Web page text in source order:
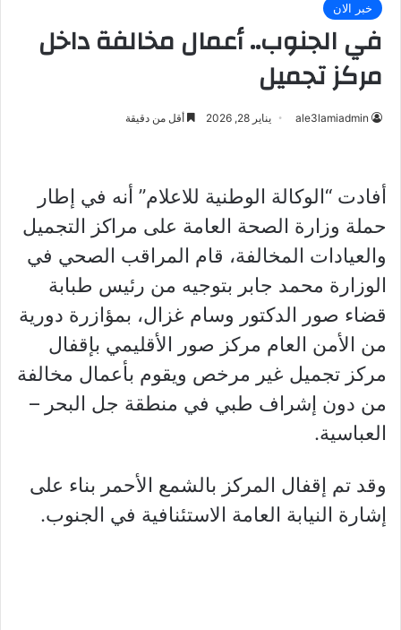
خبر الان
في الجنوب.. أعمال مخالفة داخل
مركز تجميل
ale3lamiadmin يناير 28, 2026 أقل من دقيقة
أفادت “الوكالة الوطنية للاعلام” أنه في إطار
حملة وزارة الصحة العامة على مراكز التجميل
والعيادات المخالفة، قام المراقب الصحي في
الوزارة محمد جابر بتوجيه من رئيس طبابة
قضاء صور الدكتور وسام غزال، بمؤازرة دورية
من الأمن العام مركز صور الأقليمي بإقفال
مركز تجميل غير مرخص ويقوم بأعمال مخالفة
من دون إشراف طبي في منطقة جل البحر –
العباسية.
وقد تم إقفال المركز بالشمع الأحمر بناء على
إشارة النيابة العامة الاستئنافية في الجنوب.